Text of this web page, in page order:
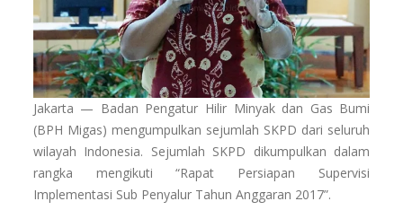
Jakarta — Badan Pengatur Hilir Minyak dan Gas Bumi
(BPH Migas) mengumpulkan sejumlah SKPD dari seluruh
wilayah Indonesia. Sejumlah SKPD dikumpulkan dalam
rangka mengikuti “Rapat Persiapan Supervisi
Implementasi Sub Penyalur Tahun Anggaran 2017”.